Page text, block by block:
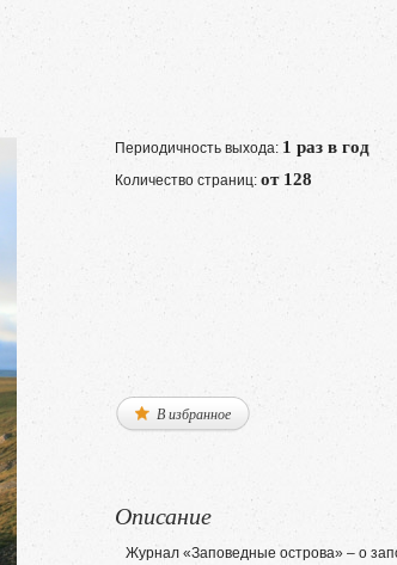
Периодичность выхода: 1 раз в год
Количество страниц: от 128
В избранное
Описание
Журнал «Заповедные острова» – о